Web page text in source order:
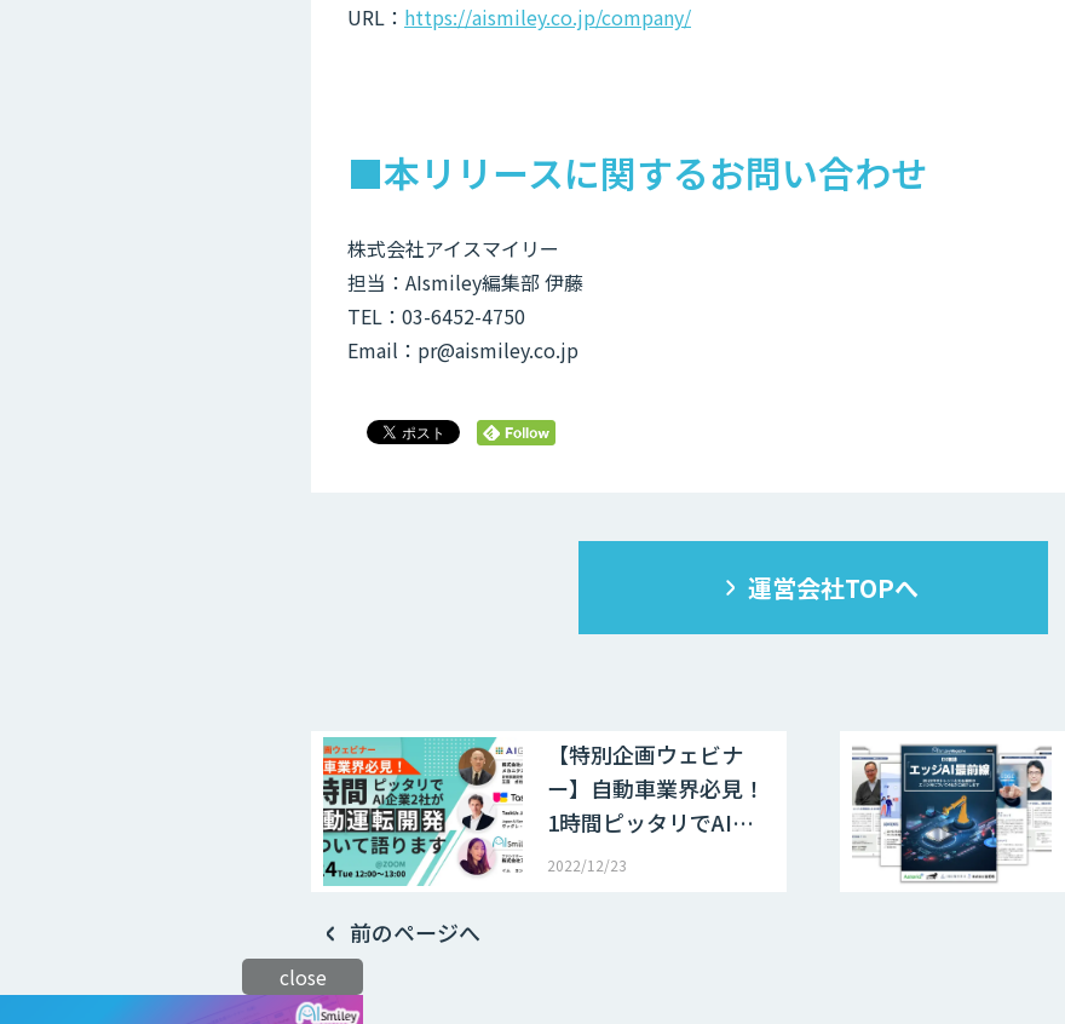
URL： https://aismiley.co.jp/company/
■本リリースに関するお問い合わせ
株式会社アイスマイリー
担当：AIsmiley編集部 伊藤
TEL：03-6452-4750
Email：pr@aismiley.co.jp
運営会社TOPへ
【特別企画ウェビナ
ー】自動車業界必見！
1時間ピッタリでAI…
2022/12/23
前のページへ
close